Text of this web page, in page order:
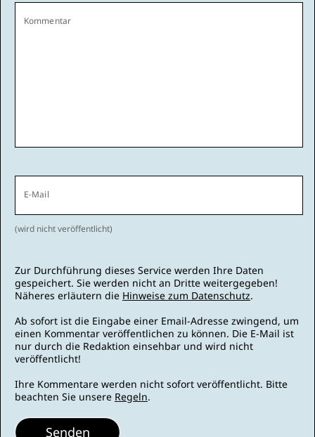
Kommentar
E-Mail
(wird nicht veröffentlicht)
Zur Durchführung dieses Service werden Ihre Daten
gespeichert. Sie werden nicht an Dritte weitergegeben!
Näheres erläutern die Hinweise zum Datenschutz.
Ab sofort ist die Eingabe einer Email-Adresse zwingend, um
einen Kommentar veröffentlichen zu können. Die E-Mail ist
nur durch die Redaktion einsehbar und wird nicht
veröffentlicht!
Ihre Kommentare werden nicht sofort veröffentlicht. Bitte
beachten Sie unsere Regeln.
Senden